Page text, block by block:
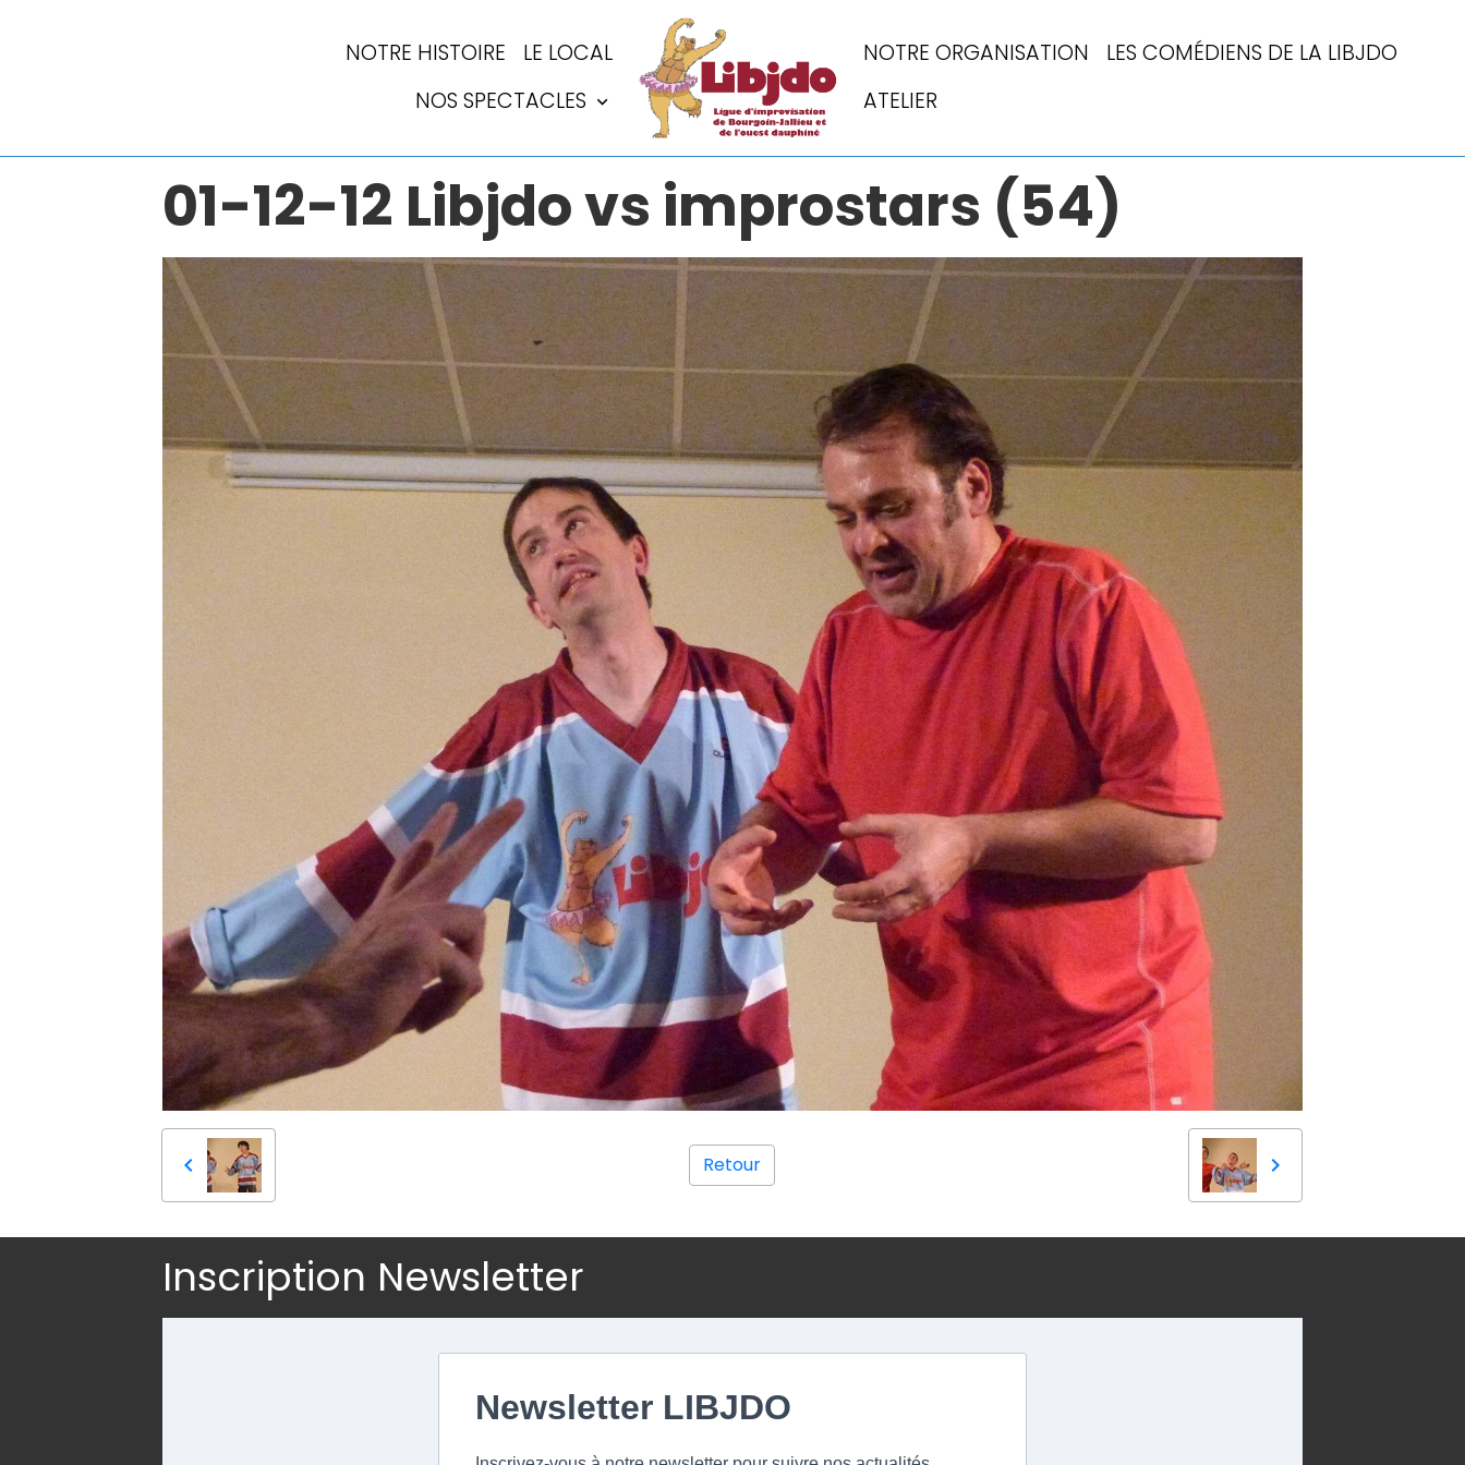
NOTRE HISTOIRE
LE LOCAL
NOS SPECTACLES
NOTRE ORGANISATION
LES COMÉDIENS DE LA LIBJDO
ATELIER
01-12-12 Libjdo vs improstars (54)
Retour
Inscription Newsletter
Newsletter LIBJDO